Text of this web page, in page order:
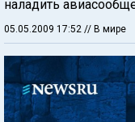
наладить
05.05.2009 17:52 // В мире